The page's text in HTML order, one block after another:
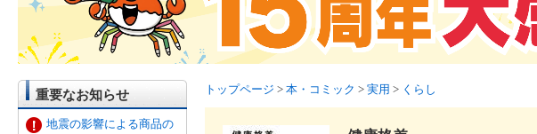
重要なお知らせ
地震の影響による商品の
トップページ > 本・コミック > 実用 > くらし